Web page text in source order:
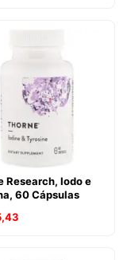
Research, Iodo e
60 Cápsulas